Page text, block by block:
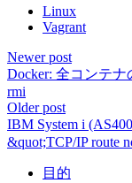
Linux
Vagrant
Newer post
Docker: 全コンテ
rmi
Older post
IBM System i
&quot;TCP/IP route
目的